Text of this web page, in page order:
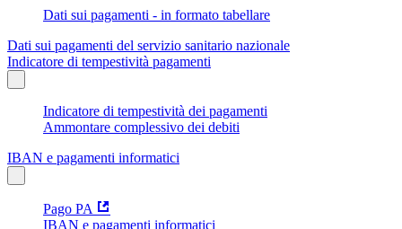
Dati sui pagamenti - in formato tabellare
Dati sui pagamenti del servizio sanitario nazionale
Indicatore di tempestività pagamenti
Indicatore di tempestività dei pagamenti
Ammontare complessivo dei debiti
IBAN e pagamenti informatici
Pago PA
IBAN e pagamenti informatici